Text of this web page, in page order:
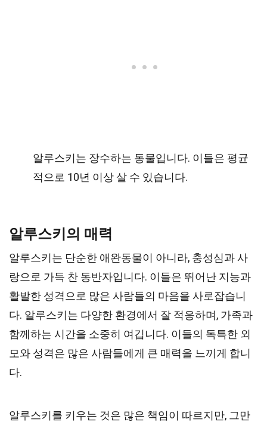
알루스키는 장수하는 동물입니다. 이들은 평균
적으로 10년 이상 살 수 있습니다.
알루스키의 매력
알루스키는 단순한 애완동물이 아니라, 충성심과 사
랑으로 가득 찬 동반자입니다. 이들은 뛰어난 지능과
활발한 성격으로 많은 사람들의 마음을 사로잡습니
다. 알루스키는 다양한 환경에서 잘 적응하며, 가족과
함께하는 시간을 소중히 여깁니다. 이들의 독특한 외
모와 성격은 많은 사람들에게 큰 매력을 느끼게 합니
다.
알루스키를 키우는 것은 많은 책임이 따르지만, 그만